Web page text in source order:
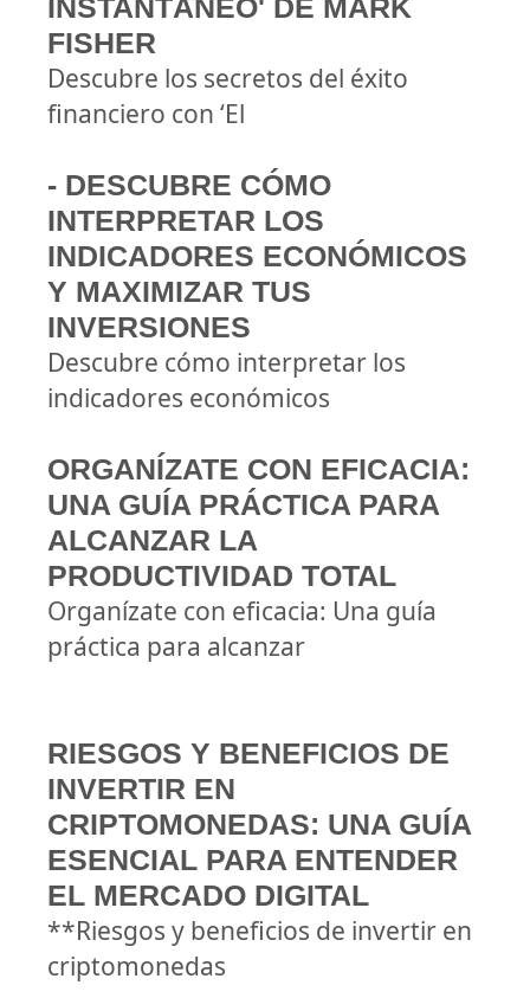
INSTANTÁNEO' DE MARK
FISHER
Descubre los secretos del éxito
financiero con ‘El
- DESCUBRE CÓMO
INTERPRETAR LOS
INDICADORES ECONÓMICOS
Y MAXIMIZAR TUS
INVERSIONES
Descubre cómo interpretar los
indicadores económicos
ORGANÍZATE CON EFICACIA:
UNA GUÍA PRÁCTICA PARA
ALCANZAR LA
PRODUCTIVIDAD TOTAL
Organízate con eficacia: Una guía
práctica para alcanzar
RIESGOS Y BENEFICIOS DE
INVERTIR EN
CRIPTOMONEDAS: UNA GUÍA
ESENCIAL PARA ENTENDER
EL MERCADO DIGITAL
**Riesgos y beneficios de invertir en
criptomonedas